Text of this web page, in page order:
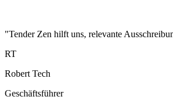
"Tender Zen hilft uns, relevante
RT
Robert Tech
Geschäftsführer